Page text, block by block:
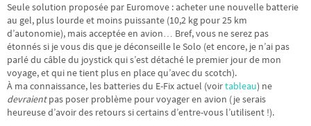
Seule solution proposée par Euromove : acheter une nouvelle batterie
au gel, plus lourde et moins puissante (10,2 kg pour 25 km
d’autonomie), mais acceptée en avion… Bref, vous ne serez pas
étonnés si je vous dis que je déconseille le Solo (et encore, je n’ai pas
parlé du câble du joystick qui s’est détaché le premier jour de mon
voyage, et qui ne tient plus en place qu’avec du scotch).
À ma connaissance, les batteries du E-Fix actuel (voirtableau) ne
devraientpas poser problème pour voyager en avion (je serais
heureuse d’avoir des retours si certains d’entre-vous l’utilisent !).